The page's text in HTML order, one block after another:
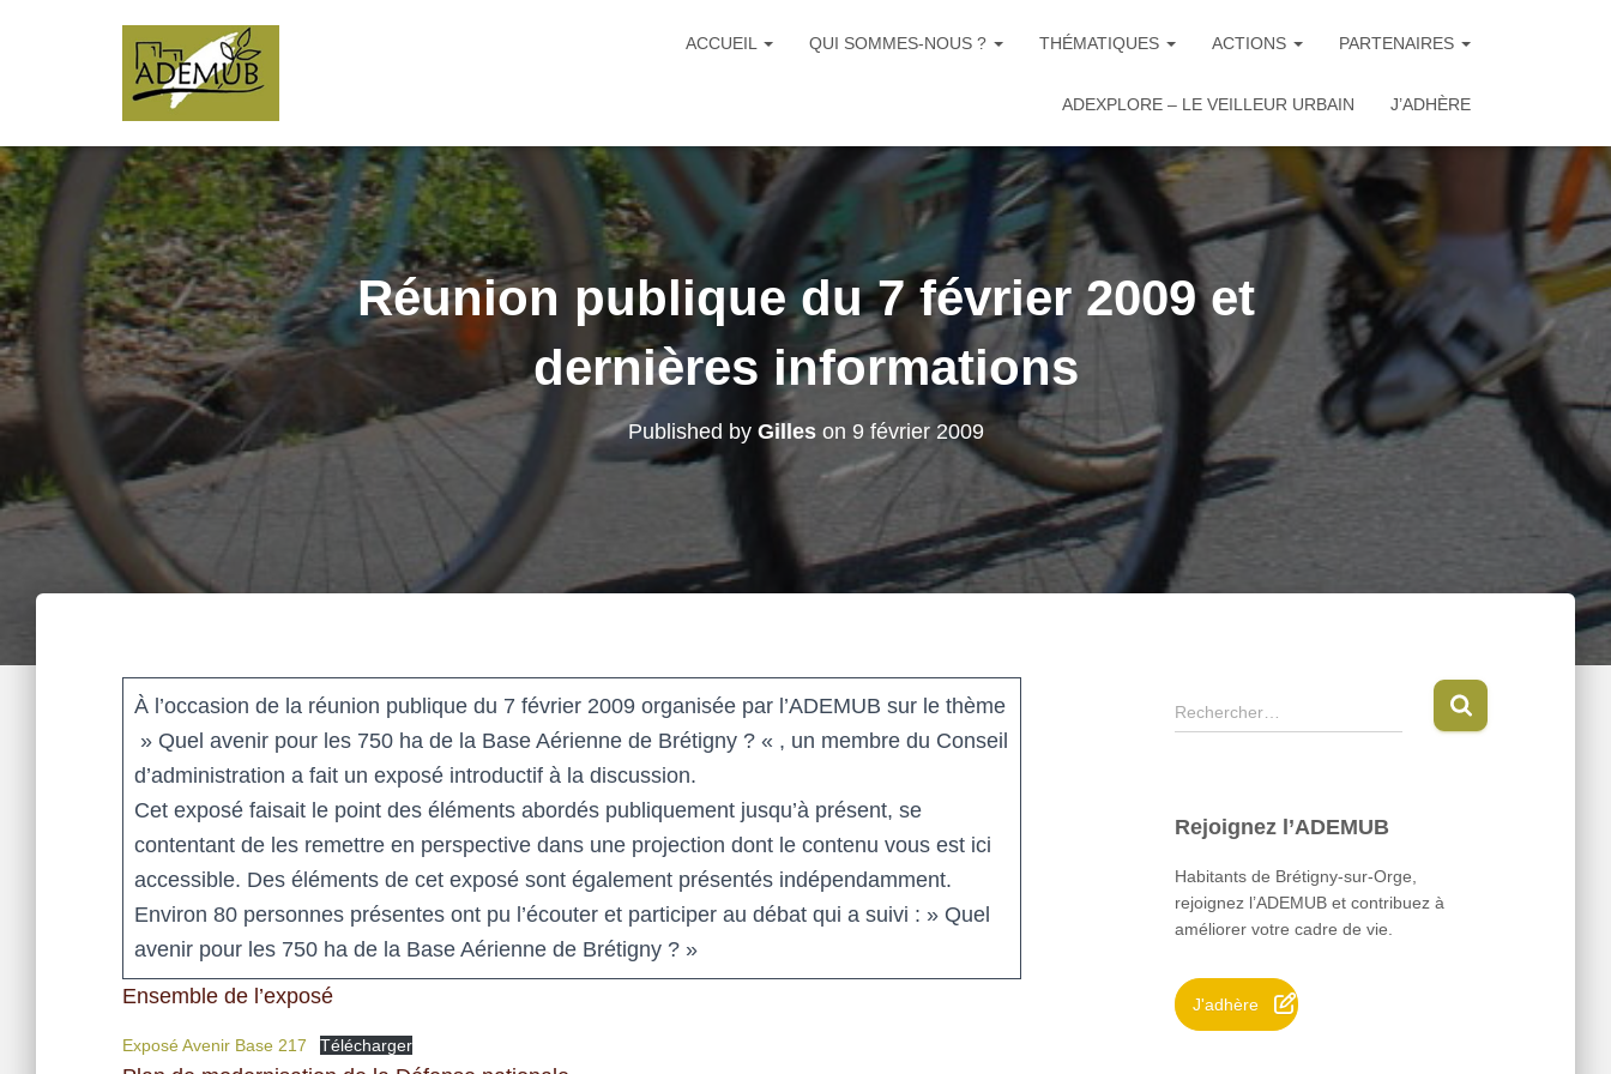
ACCUEIL QUI SOMMES-NOUS ? THÉMATIQUES ACTIONS PARTENAIRES
ADEXPLORE – LE VEILLEUR URBAIN J’ADHÈRE
Réunion publique du 7 février 2009 et
dernières informations
Published by Gilleson 9 février 2009
À l’occasion de la réunion publique du 7 février 2009 organisée par l’ADEMUB sur le thème
» Quel avenir pour les 750 ha de la Base Aérienne de Brétigny ? « , un membre du Conseil
d’administration a fait un exposé introductif à la discussion.
Cet exposé faisait le point des éléments abordés publiquement jusqu’à présent, se
contentant de les remettre en perspective dans une projection dont le contenu vous est ici
accessible. Des éléments de cet exposé sont également présentés indépendamment.
Environ 80 personnes présentes ont pu l’écouter et participer au débat qui a suivi : » Quel
avenir pour les 750 ha de la Base Aérienne de Brétigny ? »
Ensemble de l’exposé
Exposé Avenir Base 217 Télécharger
R
e
r
h
e
r
:
Rechercher…
Rejoignez l’ADEMUB
Habitants de Brétigny-sur-Orge,
rejoignez l’ADEMUB et contribuez à
améliorer votre cadre de vie.
J'adhère